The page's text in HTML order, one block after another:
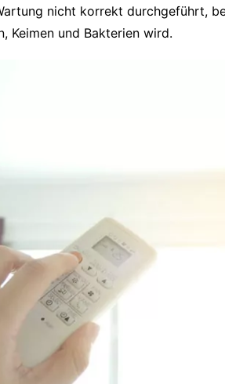
nicht korrekt durchgeführt,
Keimen und Bakterien wird.